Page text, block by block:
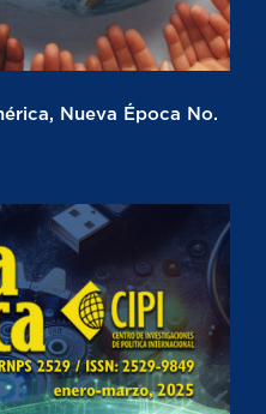
Nueva Época No.